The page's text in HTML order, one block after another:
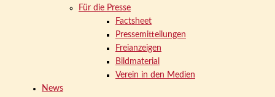
Für die Presse
Factsheet
Pressemitteilungen
Freianzeigen
Bildmaterial
Verein in den Medien
News